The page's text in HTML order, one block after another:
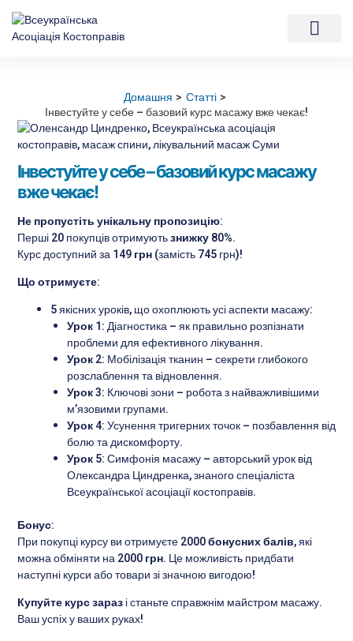
вмісту
Домашня
Статті
Інвестуйте у себе – базовий курс масажу вже чекає!
Інвестуйте у себе – базовий курс масажу
вже чекає!
Не пропустіть унікальну пропозицію:
Перші 20 покупців отримуютьзнижку 80%.
Курс доступний за149 грн(замість 745 грн)!
Що отримуєте:
5 якісних уроків, що охоплюють усі аспекти масажу:
Урок 1:Діагностика – як правильно розпізнати
проблеми для ефективного лікування.
Урок 2: Мобілізація тканин – секрети глибокого
розслаблення та відновлення.
Урок 3: Ключові зони – робота з найважливішими
м’язовими групами.
Урок 4:Усунення тригерних точок – позбавлення від
болю та дискомфорту.
Урок 5:Симфонія масажу – авторський урок від
Олександра Циндренка, знаного спеціаліста
Всеукраїнської асоціації костоправів.
Бонус:
При покупці курсу ви отримуєте2000 бонусних балів, які
можна обміняти на2000 грн. Це можливість придбати
наступні курси або товари зі значною вигодою!
Купуйте курс заразі станьте справжнім майстром масажу.
Ваш успіх у ваших руках!
по
запису